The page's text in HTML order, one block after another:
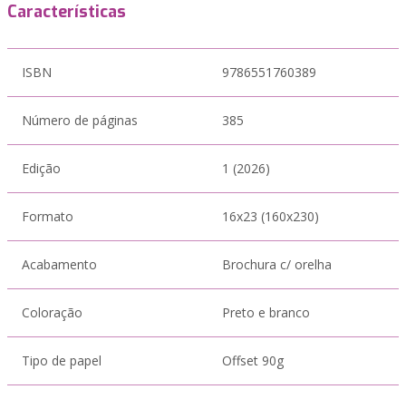
Características
ISBN 9786551760389
Número de páginas 385
Edição 1 (2026)
Formato 16x23 (160x230)
Acabamento Brochura c/ orelha
Coloração Preto e branco
Tipo de papel Offset 90g